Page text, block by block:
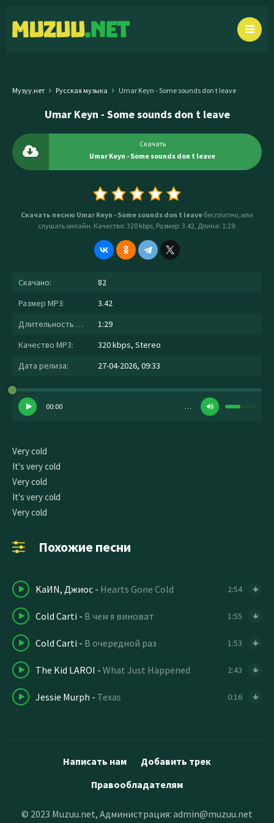
Музуу.нет Русская музыка Umar Keyn - Some sounds don t leave
Umar Keyn - Some sounds don t leave
Скачать
Umar Keyn - Some sounds don t leave
Скачать песню Umar Keyn - Some sounds don t leave бесплатно, или
слушать онлайн. Качество: 320 kbps, Размер: 3.42, Длина: 1:29.
Скачано:
82
Размер MP3:
3.42
Длительность MP3:
1:29
Качество MP3:
320 kbps, Stereo
Дата релиза:
27-04-2026, 09:33
00:00 …
Very cold
It's very cold
Very cold
It's very cold
Very cold
Похожие песни
KaИN, Джиос - Hearts Gone Cold 2:54
Cold Carti - В чем я виноват 1:55
Cold Carti - В очередной раз 1:53
The Kid LAROI - What Just Happened 2:43
Jessie Murph - Texas 0:16
Написать нам
Добавить трек
Правообладателям
© 2023 Muzuu.net, Администрация: admin@muzuu.net